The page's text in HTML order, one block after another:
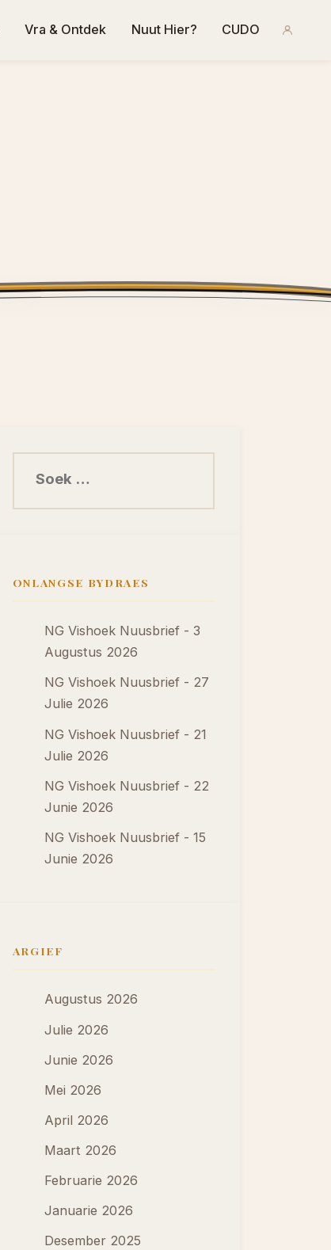
Vra & Ontdek Nuut Hier? CUDO
ONLANGSE BYDRAES
NG Vishoek Nuusbrief - 3
Augustus 2026
NG Vishoek Nuusbrief - 27
Julie 2026
NG Vishoek Nuusbrief - 21
Julie 2026
NG Vishoek Nuusbrief - 22
Junie 2026
NG Vishoek Nuusbrief - 15
Junie 2026
ARGIEF
Augustus 2026
Julie 2026
Junie 2026
Mei 2026
April 2026
Maart 2026
Februarie 2026
Januarie 2026
Desember 2025